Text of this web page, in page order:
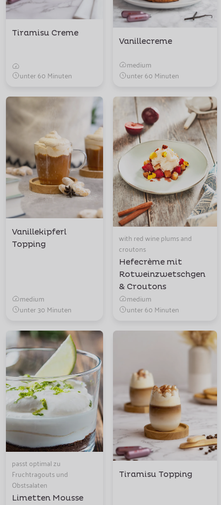
Tiramisu Creme
unter 60 Minuten
Vanillecreme
medium
unter 60 Minuten
Vanillekipferl
Topping
medium
unter 30 Minuten
with red wine plums and
croutons
Hefecrème mit
Rotweinzwetschgen
& Croutons
medium
unter 60 Minuten
passt optimal zu
Fruchtragouts und
Obstsalaten
Limetten Mousse
Tiramisu Topping